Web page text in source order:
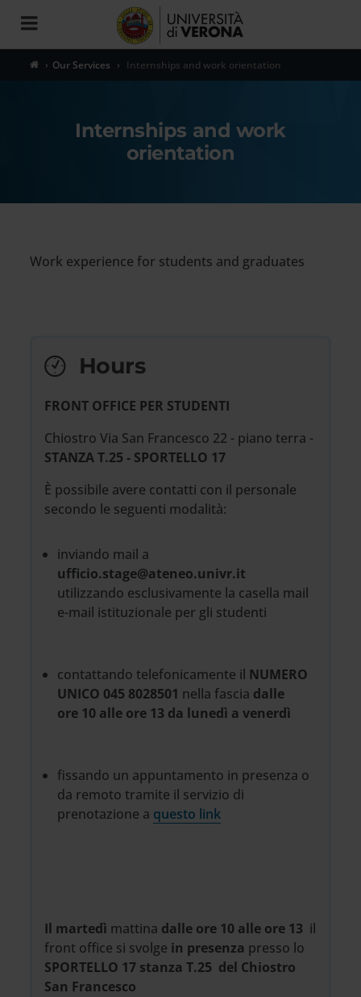
Toggle
navigation
Our Services Internships and work orientation
Internships and work
orientation
Work experience for students and graduates
Hours
FRONT OFFICE PER STUDENTI
Chiostro Via San Francesco 22 - piano terra -
STANZA T.25 - SPORTELLO 17
È possibile avere contatti con il personale
secondo le seguenti modalità:
inviando mail a
ufficio.stage@ateneo.univr.it
utilizzando esclusivamente la casella mail
e-mail istituzionale per gli studenti
contattando telefonicamente il NUMERO
UNICO 045 8028501 nella fascia dalle
ore 10 alle ore 13 da lunedì a venerdì
fissando un appuntamento in presenza o
da remoto tramite il servizio di
prenotazione a questo link
Il martedì mattina dalle ore 10 alle ore 13 il
front office si svolge in presenza presso lo
SPORTELLO 17 stanza T.25 del Chiostro
San Francesco